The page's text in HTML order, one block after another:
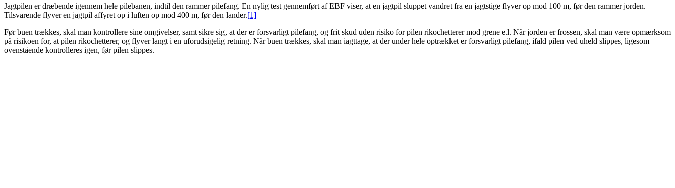
Jagtpilen er dræbende igennem hele pilebanen, indtil den rammer pilefang. En nylig test gennemført af EBF viser, at en jagtpil sluppet vandret fra en jagtstige flyver op mod 100 m, før den rammer jorden.
Tilsvarende flyver en jagtpil affyret op i luften op mod 400 m, før den lander.[1]
Før buen trækkes, skal man kontrollere sine omgivelser, samt sikre sig, at der er forsvarligt pilefang, og frit skud uden risiko for pilen rikochetterer mod grene e.l. Når jorden er frossen, skal man være opmærksom
på risikoen for, at pilen rikochetterer, og flyver langt i en uforudsigelig retning. Når buen trækkes, skal man iagttage, at der under hele optrækket er forsvarligt pilefang, ifald pilen ved uheld slippes, ligesom
ovenstående kontrolleres igen, før pilen slippes.